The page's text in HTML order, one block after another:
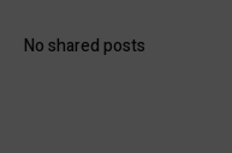
No shared posts